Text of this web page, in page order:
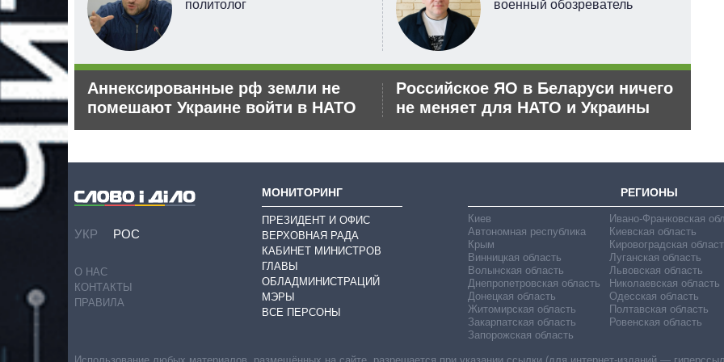
рф –
политолог
Аннексированные рф земли не
помешают Украине войти в НАТО
военный обозреватель
Российское ЯО в Беларуси ничего
не меняет для НАТО и Украины
УКР РОС
О НАС
КОНТАКТЫ
ПРАВИЛА
МОНИТОРИНГ
ПРЕЗИДЕНТ И ОФИС
ВЕРХОВНАЯ РАДА
КАБИНЕТ МИНИСТРОВ
ГЛАВЫ
ОБЛАДМИНИСТРАЦИЙ
МЭРЫ
ВСЕ ПЕРСОНЫ
РЕГИОНЫ
Киев
Автономная республика
Крым
Винницкая область
Волынская область
Днепропетровская область
Донецкая область
Житомирская область
Закарпатская область
Запорожская область
Ивано-Франковская
Киевская область
Кировоградская
Луганская область
Львовская область
Николаевская область
Одесская область
Полтавская область
Ровенская область